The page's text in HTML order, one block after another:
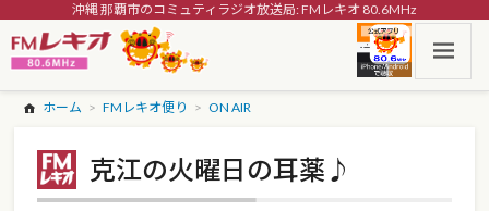
沖縄 那覇市のコミュティラジオ放送局: FMレキオ 80.6MHz
ホーム FMレキオ便り ON AIR
克江の火曜日の耳薬♪